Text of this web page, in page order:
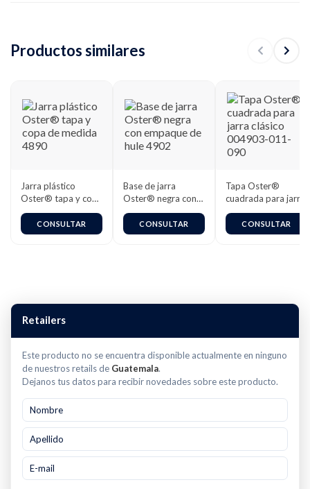
Productos similares
Jarra plástico
Oster® tapa y copa
de medida 4890
CONSULTAR
Base de jarra
Oster® negra con
empaque de hule
4902CONSULTAR
Tapa Oster®
cuadrada para jarra
clásico 004903-
011-090
CONSULTAR
Retailers
Este producto no se encuentra disponible actualmente en ninguno
de nuestros retails de Guatemala.
Dejanos tus datos para recibir novedades sobre este producto.